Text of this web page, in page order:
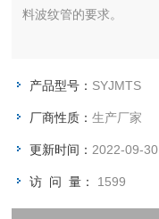
料波纹管的要求。
产品型号： SYJMTS
厂商性质：生产厂家
更新时间： 2022-09-30
访 问 量： 1599